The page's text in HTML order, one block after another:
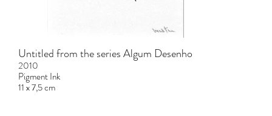
Untitled from the series Algum Desenho
2010
Pigment Ink
11 x 7,5 cm